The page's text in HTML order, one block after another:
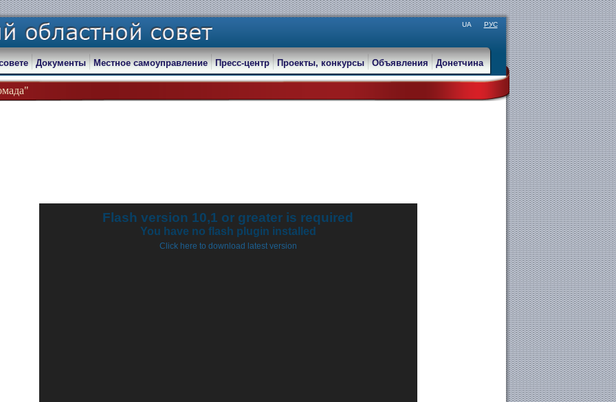
UA РУС
Документы Местное самоуправление Пресс-центр Проекты, конкурсы Объявления Донетчина
Flash version 10,1 or greater is required
You have no flash plugin installed
Click here to download latest version